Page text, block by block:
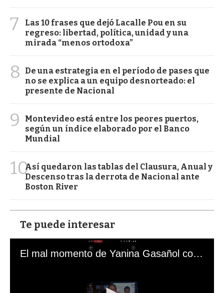
7
Las 10 frases que dejó Lacalle Pou en su
regreso: libertad, política, unidad y una
mirada “menos ortodoxa”
8
De una estrategia en el período de pases que
no se explica a un equipo desnorteado: el
presente de Nacional
9
Montevideo está entre los peores puertos,
según un índice elaborado por el Banco
Mundial
10Así quedaron las tablas del Clausura, Anual y
Descenso tras la derrota de Nacional ante
Boston River
Te puede interesar
El mal momento de Yanina Gasañol con un hincha argentino en "Subrayado"